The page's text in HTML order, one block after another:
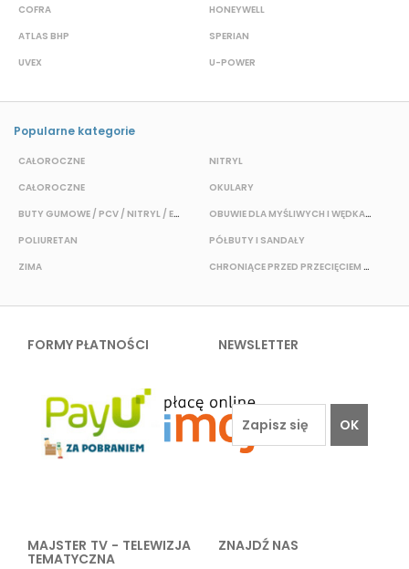
COFRA
ATLAS BHP
UVEX
HONEYWELL
SPERIAN
U-POWER
Popularne kategorie
CAŁOROCZNE
CAŁOROCZNE
BUTY GUMOWE / PCV / NITRYL / EVA
POLIURETAN
ZIMA
NITRYL
OKULARY
OBUWIE DLA MYŚLIWYCH I WĘDKARZY
PÓŁBUTY I SANDAŁY
CHRONIĄCE PRZED PRZECIĘCIEM I PRZEKŁUCIEM
FORMY PŁATNOŚCI NEWSLETTER
OK
MAJSTER TV - TELEWIZJA
TEMATYCZNA
ZNAJDŹ NAS